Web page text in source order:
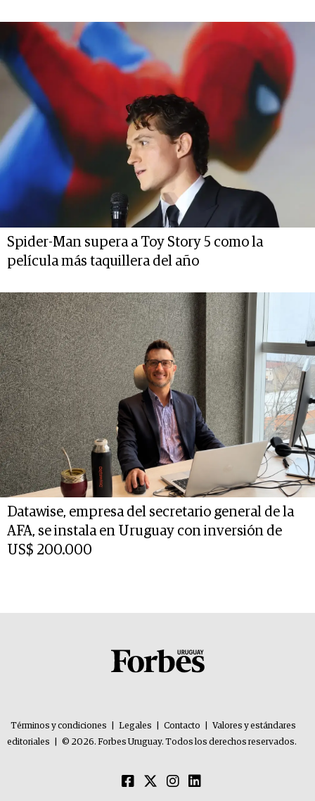
Spider-Man supera a Toy Story 5 como la
película más taquillera del año
Datawise, empresa del secretario general de la
AFA, se instala en Uruguay con inversión de
US$ 200.000
Términos y condiciones Legales Contacto
Valores y estándares
editoriales
© 2026. Forbes Uruguay. Todos los derechos reservados.